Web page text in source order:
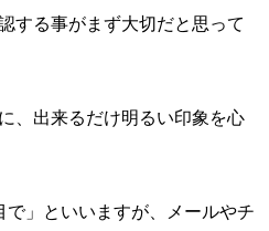
する事がまず大切だと思って
、出来るだけ明るい印象を心
で」といいますが、メールやチ